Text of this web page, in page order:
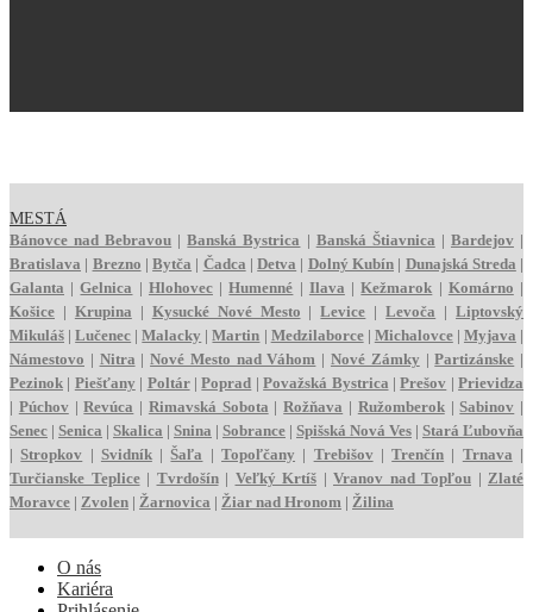
MESTÁ
Bánovce nad Bebravou |Banská Bystrica | Banská Štiavnica | Bardejov|
Bratislava | Brezno |Bytča | Čadca |Detva | Dolný Kubín | Dunajská Streda |
Galanta |Gelnica | Hlohovec|Humenné | Ilava |Kežmarok | Komárno |
Košice | Krupina | Kysucké Nové Mesto |Levice |Levoča |Liptovský
Mikuláš |Lučenec |Malacky |Martin | Medzilaborce| Michalovce| Myjava |
Námestovo | Nitra |Nové Mesto nad Váhom | Nové Zámky |Partizánske |
Pezinok | Piešťany | Poltár|Poprad |Považská Bystrica |Prešov |Prievidza
| Púchov|Revúca | Rimavská Sobota |Rožňava | Ružomberok|Sabinov |
Senec | Senica | Skalica | Snina | Sobrance | Spišská Nová Ves | Stará Ľubovňa
|Stropkov | Svidník|Šaľa |Topoľčany | Trebišov|Trenčín | Trnava |
Turčianske Teplice| Tvrdošín| Veľký Krtíš | Vranov nad Topľou | Zlaté
Moravce | Zvolen | Žarnovica | Žiar nad Hronom | Žilina
O nás
Kariéra